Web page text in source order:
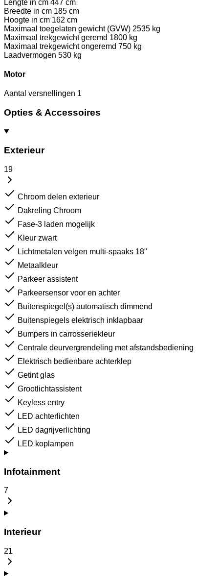
Lengte in cm 447 cm
Breedte in cm 185 cm
Hoogte in cm 162 cm
Maximaal toegelaten gewicht (GVW) 2535 kg
Maximaal trekgewicht geremd 1800 kg
Maximaal trekgewicht ongeremd 750 kg
Laadvermogen 530 kg
Motor
Aantal versnellingen 1
Opties & Accessoires
Exterieur
19
Chroom delen exterieur
Dakreling Chroom
Fase-3 laden mogelijk
Kleur zwart
Lichtmetalen velgen multi-spaaks 18"
Metaalkleur
Parkeer assistent
Parkeersensor voor en achter
Buitenspiegel(s) automatisch dimmend
Buitenspiegels elektrisch inklapbaar
Bumpers in carrosseriekleur
Centrale deurvergrendeling met afstandsbediening
Elektrisch bedienbare achterklep
Getint glas
Grootlichtassistent
Keyless entry
LED achterlichten
LED dagrijverlichting
LED koplampen
Infotainment
7
Interieur
21